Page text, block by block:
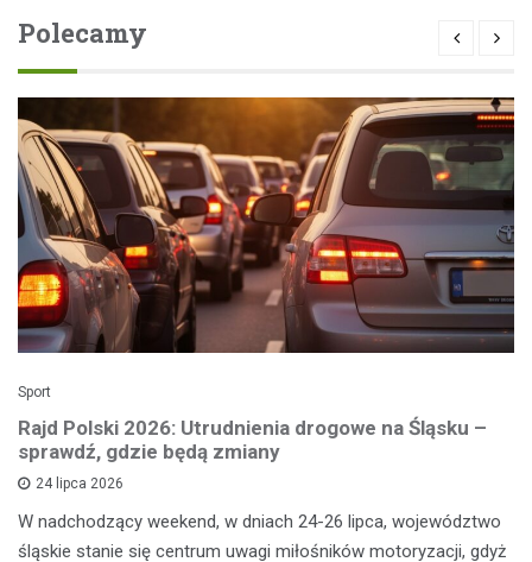
Polecamy
Sport
Rajd Polski 2026: Utrudnienia drogowe na Śląsku –
sprawdź, gdzie będą zmiany
24 lipca 2026
W nadchodzący weekend, w dniach 24-26 lipca, województwo
śląskie stanie się centrum uwagi miłośników motoryzacji, gdyż